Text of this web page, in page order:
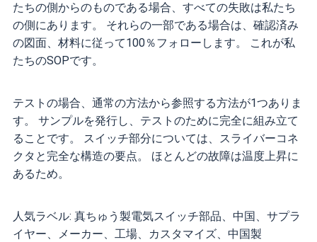
たちの側からのものである場合、すべての失敗は私たち
の側にあります。 それらの一部である場合は、確認済み
の図面、材料に従って100％フォローします。 これが私
たちのSOPです。
テストの場合、通常の方法から参照する方法が1つありま
す。 サンプルを発行し、テストのために完全に組み立て
ることです。 スイッチ部分については、スライバーコネ
クタと完全な構造の要点。 ほとんどの故障は温度上昇に
あるため。
人気ラベル: 真ちゅう製電気スイッチ部品、中国、サプラ
イヤー、メーカー、工場、カスタマイズ、中国製